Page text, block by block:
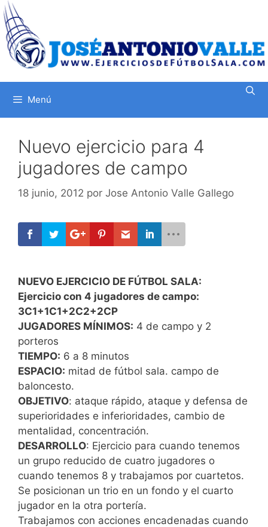
Saltar
al
contenido
Menú
Nuevo ejercicio para 4
jugadores de campo
18 junio, 2012 por Jose Antonio Valle Gallego
NUEVO EJERCICIO DE FÚTBOL SALA:
Ejercicio con 4 jugadores de campo:
3C1+1C1+2C2+2CP
JUGADORES MÍNIMOS: 4 de campo y 2
porteros
TIEMPO: 6 a 8 minutos
ESPACIO: mitad de fútbol sala. campo de
baloncesto.
OBJETIVO: ataque rápido, ataque y defensa de
superioridades e inferioridades, cambio de
mentalidad, concentración.
DESARROLLO: Ejercicio para cuando tenemos
un grupo reducido de cuatro jugadores o
cuando tenemos 8 y trabajamos por cuartetos.
Se posicionan un trio en un fondo y el cuarto
jugador en la otra portería.
Trabajamos con acciones encadenadas cuando